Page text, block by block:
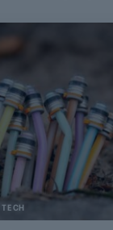
TECH